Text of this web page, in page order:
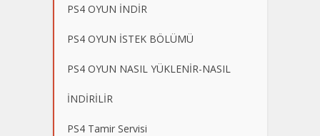
PS4 OYUN İNDİR
PS4 OYUN İSTEK BÖLÜMÜ
PS4 OYUN NASIL YÜKLENİR-NASIL
İNDİRİLİR
PS4 Tamir Servisi